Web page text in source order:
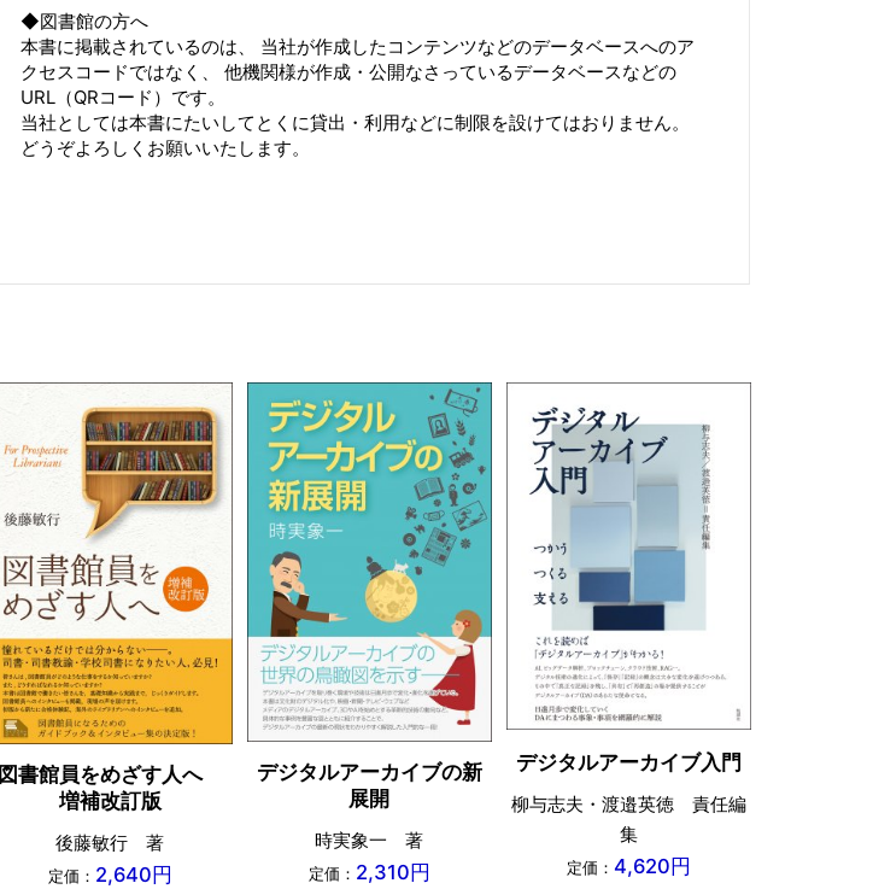
◆図書館の方へ
本書に掲載されているのは、 当社が作成したコンテンツなどのデータベースへのア
クセスコードではなく、 他機関様が作成・公開なさっているデータベースなどの
URL（QRコード）です。
当社としては本書にたいしてとくに貸出・利用などに制限を設けてはおりません。
どうぞよろしくお願いいたします。
図書館員をめざす人へ
増補改訂版
後藤敏行 著
定価： 2,640円
デジタルアーカイブの新
展開
時実象一 著
定価： 2,310円
デジタルアーカイブ入門
柳与志夫・渡邉英徳 責任編
集
定価： 4,620円